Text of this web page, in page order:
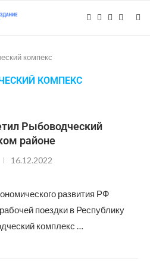
компекс
КОМПЕКС
Рыбоводческий
районе
16.12.2022
развития РФ
поездки в Республику
комплекс …